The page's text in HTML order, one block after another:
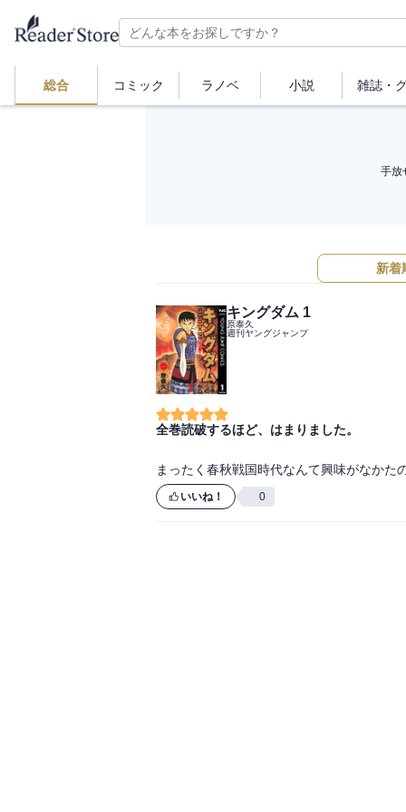
総合 コミック ラノベ 小説 雑誌・
手放
新着
キングダム 1
原泰久
週刊ヤングジャンプ
全巻読破するほど、はまりました。
まったく春秋戦国時代なんて興味がなかた
いいね！ 0